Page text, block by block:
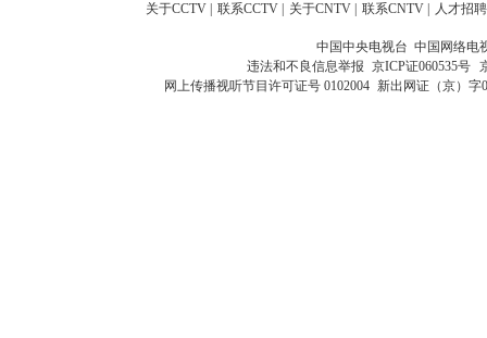
关于CCTV 联系CCTV 关于CNTV 联系CNTV 人才招聘
中国中央电视台 中国网络电
违法和不良信息举报 京ICP证060535号
网上传播视听节目许可证号 0102004 新出网证（京）